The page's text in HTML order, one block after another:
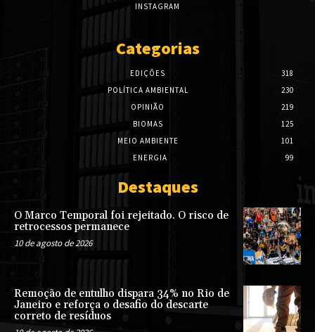
INSTAGRAM
Categorias
EDIÇÕES
318
POLÍTICA AMBIENTAL
230
OPINIÃO
219
BIOMAS
125
MEIO AMBIENTE
101
ENERGIA
99
Destaques
O Marco Temporal foi rejeitado. O risco de
retrocessos permanece
10 de agosto de 2026
Remoção de entulho dispara 34% no Rio de
Janeiro e reforça o desafio do descarte
correto de resíduos